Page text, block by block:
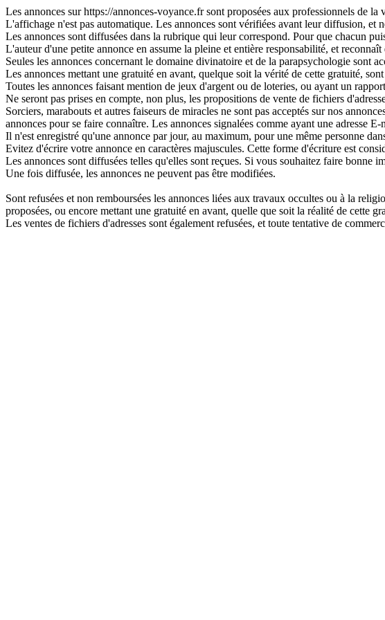
Les annonces sur https://annonces-voyance.fr sont proposées aux professionnels de
L'affichage n'est pas automatique. Les annonces sont vérifiées avant leur diffusion, et
Les annonces sont diffusées dans la rubrique qui leur correspond. Pour que chacun
L'auteur d'une petite annonce en assume la pleine et entière responsabilité, et reconnaît
Seules les annonces concernant le domaine divinatoire et de la parapsychologie sont
Les annonces mettant une gratuité en avant, quelque soit la vérité de cette gratuité, sont
Toutes les annonces faisant mention de jeux d'argent ou de loteries, ou ayant un
Ne seront pas prises en compte, non plus, les propositions de vente de fichiers
Sorciers, marabouts et autres faiseurs de miracles ne sont pas acceptés sur nos
annonces pour se faire connaître. Les annonces signalées comme ayant une adresse
Il n'est enregistré qu'une annonce par jour, au maximum, pour une même personne
Evitez d'écrire votre annonce en caractères majuscules. Cette forme d'écriture est
Les annonces sont diffusées telles qu'elles sont reçues. Si vous souhaitez faire bonne
Une fois diffusée, les annonces ne peuvent pas être modifiées.
Sont refusées et non remboursées les annonces liées aux travaux occultes ou à la
proposées, ou encore mettant une gratuité en avant, quelle que soit la réalité de cette
Les ventes de fichiers d'adresses sont également refusées, et toute tentative de